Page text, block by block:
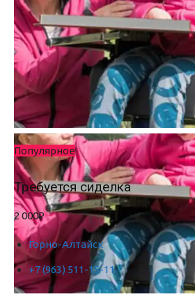
Популярное
Требуется сиделка
2 000₽
Горно-Алтайск
+7 (963) 511-15-11